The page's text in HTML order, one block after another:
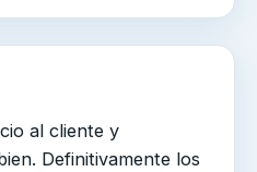
al cliente y
Definitivamente los